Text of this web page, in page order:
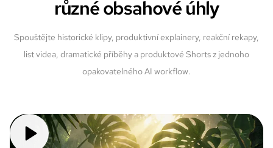
různé obsahové úhly
Spouštějte historické klipy, produktivní explainery, reakční rekapy,
list videa, dramatické příběhy a produktové Shorts z jednoho
opakovatelného AI workflow.